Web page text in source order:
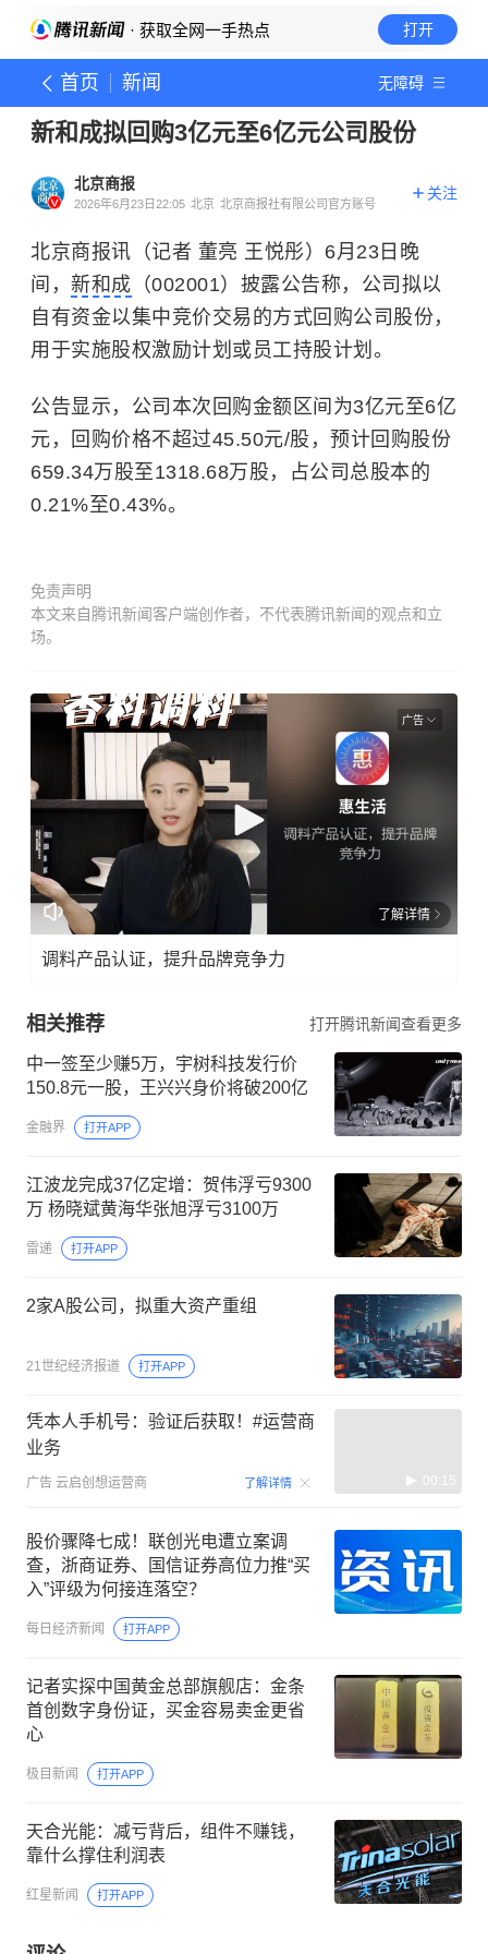
· 获取全网一手热点 打开
首页 新闻 无障碍
新和成拟回购3亿元至6亿元公司股份
北京商报
2026年6月23日22:05 北京 北京商报社有限公司官方账号
关注
北京商报讯（记者 董亮 王悦彤）6月23日晚
间， 新和成 （002001）披露公告称，公司拟以
自有资金以集中竞价交易的方式回购公司股份，
用于实施股权激励计划或员工持股计划。
公告显示，公司本次回购金额区间为3亿元至6亿
元，回购价格不超过45.50元/股，预计回购股份
659.34万股至1318.68万股，占公司总股本的
0.21%至0.43%。
免责声明
本文来自腾讯新闻客户端创作者，不代表腾讯新闻的观点和立
场。
广告
了解详情
调料产品认证，提升品牌竞争力
相关推荐 打开腾讯新闻查看更多
中一签至少赚5万，宇树科技发行价
150.8元一股，王兴兴身价将破200亿
金融界 打开APP
江波龙完成37亿定增：贺伟浮亏9300
万 杨晓斌黄海华张旭浮亏3100万
雷递 打开APP
2家A股公司，拟重大资产重组
21世纪经济报道 打开APP
凭本人手机号：验证后获取！#运营商
业务
广告 云启创想运营商 了解详情 00:15
股价骤降七成！联创光电遭立案调
查，浙商证券、国信证券高位力推“买
入”评级为何接连落空？
每日经济新闻 打开APP
记者实探中国黄金总部旗舰店：金条
首创数字身份证，买金容易卖金更省
心
极目新闻 打开APP
天合光能：减亏背后，组件不赚钱，
靠什么撑住利润表
红星新闻 打开APP